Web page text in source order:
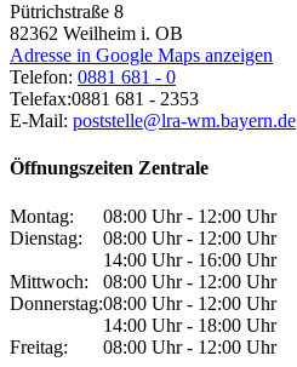
Pütrichstraße 8
82362 Weilheim i. OB
Adresse in Google Maps anzeigen
Telefon: 0881 681 - 0
Telefax:0881 681 - 2353
E-Mail: poststelle@lra-wm.bayern.de
Öffnungszeiten Zentrale
Montag:
08:00 Uhr - 12:00 Uhr
Dienstag:
08:00 Uhr - 12:00 Uhr
14:00 Uhr - 16:00 Uhr
Mittwoch:
08:00 Uhr - 12:00 Uhr
Donnerstag:08:00 Uhr - 12:00 Uhr
14:00 Uhr - 18:00 Uhr
Freitag:
08:00 Uhr - 12:00 Uhr